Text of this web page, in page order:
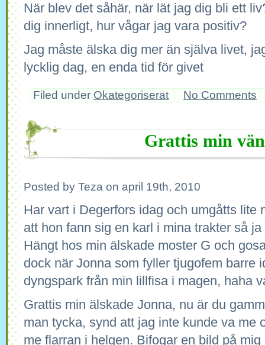
När blev det såhär, när lät jag dig bli ett
dig innerligt, hur vågar jag vara positiv?
Jag måste älska dig mer än själva livet,
lycklig dag, en enda tid för givet
Filed under Okategoriserat No Comments
Grattis min
Posted by Teza on april 19th, 2010
Har vart i Degerfors idag och umgåtts lite
att hon fann sig en karl i mina trakter så
Hängt hos min älskade moster G och
dock när Jonna som fyller tjugofem barre
dyngspark från min lillfisa i magen, haha
Grattis min älskade Jonna, nu är du
man tycka, synd att jag inte kunde va me
me flarran i helgen. Bifogar en bild på mig